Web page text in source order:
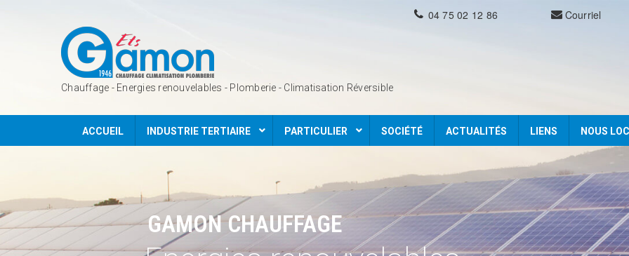
04 75 02 12 86 Courriel
Chauffage - Energies renouvelables - Plomberie - Climatisation Réversible
ACCUEIL INDUSTRIE TERTIAIRE PARTICULIER SOCIÉTÉ ACTUALITÉS LIENS NOUS
GAMON CHAUFFAGE